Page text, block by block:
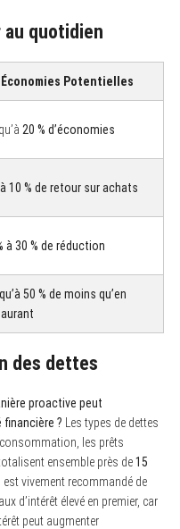
quotidien
Économies Potentielles
20 % d’économies
10 % de retour sur achats
à 30 % de réduction
50 % de moins qu’en
des dettes
proactive peut
? Les types de dettes
les prêts
ensemble près de15
Il est vivement recommandé de
d’intérêt élevé en premier, car
peut augmenter